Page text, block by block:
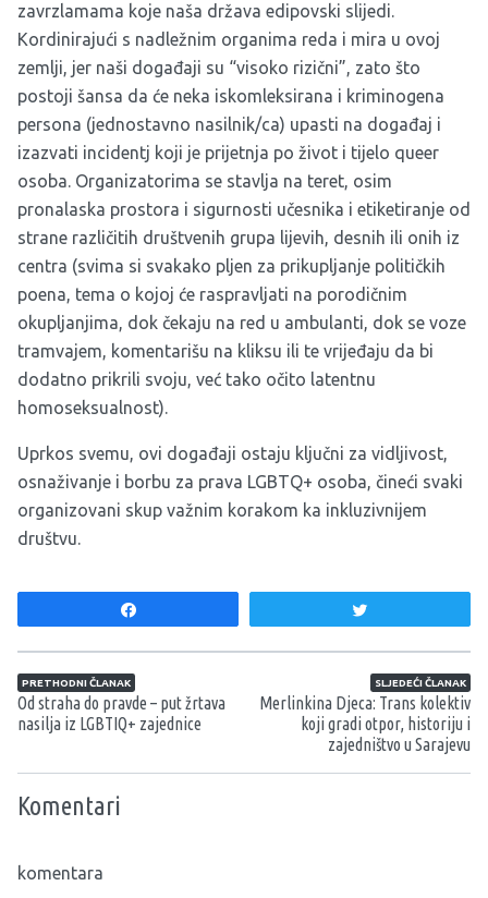
zavrzlamama koje naša država edipovski slijedi.
Kordinirajući s nadležnim organima reda i mira u ovoj
zemlji, jer naši događaji su “visoko rizični”, zato što
postoji šansa da će neka iskomleksirana i kriminogena
persona (jednostavno nasilnik/ca) upasti na događaj i
izazvati incidentj koji je prijetnja po život i tijelo queer
osoba. Organizatorima se stavlja na teret, osim
pronalaska prostora i sigurnosti učesnika i etiketiranje od
strane različitih društvenih grupa lijevih, desnih ili onih iz
centra (svima si svakako pljen za prikupljanje političkih
poena, tema o kojoj će raspravljati na porodičnim
okupljanjima, dok čekaju na red u ambulanti, dok se voze
tramvajem, komentarišu na kliksu ili te vrijeđaju da bi
dodatno prikrili svoju, već tako očito latentnu
homoseksualnost).
Uprkos svemu, ovi događaji ostaju ključni za vidljivost,
osnaživanje i borbu za prava LGBTQ+ osoba, čineći svaki
organizovani skup važnim korakom ka inkluzivnijem
društvu.
Navigacija članaka
PRETHODNI ČLANAK
Od straha do pravde – put žrtava
nasilja iz LGBTIQ+ zajednice
SLJEDEĆI ČLANAK
Merlinkina Djeca: Trans kolektiv
koji gradi otpor, historiju i
zajedništvo u Sarajevu
Komentari
komentara